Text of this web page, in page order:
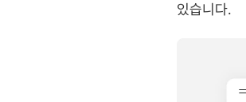
있습니다.